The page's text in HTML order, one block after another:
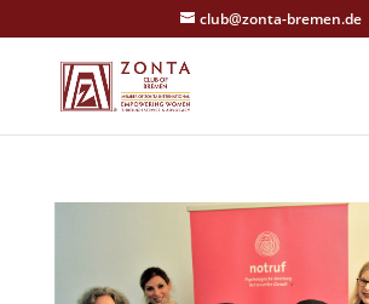
club@zonta-bremen.de